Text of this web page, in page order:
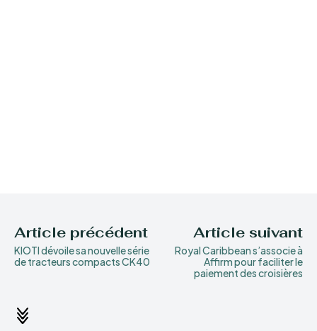
Article précédent
KIOTI dévoile sa nouvelle série
de tracteurs compacts CK40
Article suivant
Royal Caribbean s’associe à
Affirm pour faciliter le
paiement des croisières